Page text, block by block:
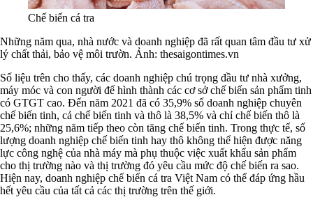
Chế biến cá tra
Những năm qua, nhà nước và doanh nghiệp đã rất quan tâm đầu tư xử
lý chất thải, bảo vệ môi trườn. Ảnh: thesaigontimes.vn
Số liệu trên cho thấy, các doanh nghiệp chú trọng đầu tư nhà xưởng,
máy móc và con người để hình thành các cơ sở chế biến sản phẩm tinh
có GTGT cao. Đến năm 2021 đã có 35,9% số doanh nghiệp chuyên
chế biến tinh, cả chế biến tinh và thô là 38,5% và chỉ chế biến thô là
25,6%; những năm tiếp theo còn tăng chế biến tinh. Trong thực tế, số
lượng doanh nghiệp chế biến tinh hay thô không thể hiện được năng
lực công nghệ của nhà máy mà phụ thuộc việc xuất khẩu sản phẩm
cho thị trường nào và thị trường đó yêu cầu mức độ chế biến ra sao.
Hiện nay, doanh nghiệp chế biến cá tra Việt Nam có thể đáp ứng hầu
hết yêu cầu của tất cả các thị trường trên thế giới.